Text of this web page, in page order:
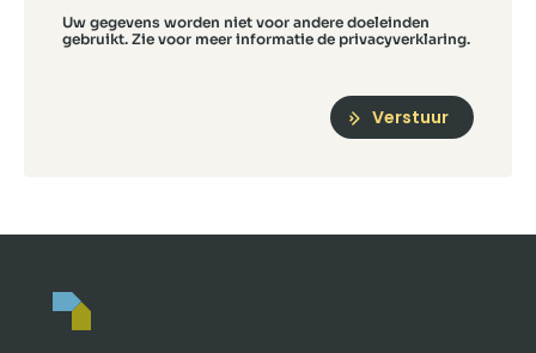
Uw gegevens worden niet voor andere doeleinden
gebruikt. Zie voor meer informatie de privacyverklaring.
Verstuur